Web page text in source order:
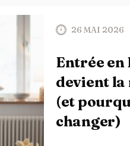
26 MAI 2026
Entrée en
devient
(et
changer)